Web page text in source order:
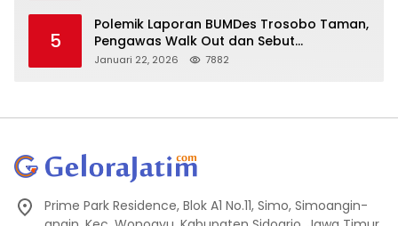
5
Polemik Laporan BUMDes Trosobo Taman,
Pengawas Walk Out dan Sebut
Kejanggalan
Januari 22, 2026 7882
Prime Park Residence, Blok A1 No.11, Simo, Simoangin-